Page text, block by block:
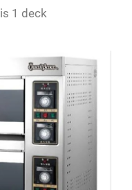
1 deck